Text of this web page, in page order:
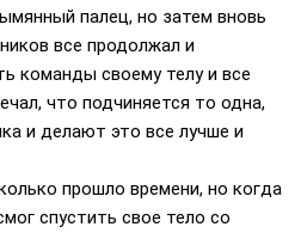
палец, но затем вновь
все продолжал и
команды своему телу и все
что подчиняется то одна,
и делают это все лучше и
прошло времени, но когда
спустить свое тело со